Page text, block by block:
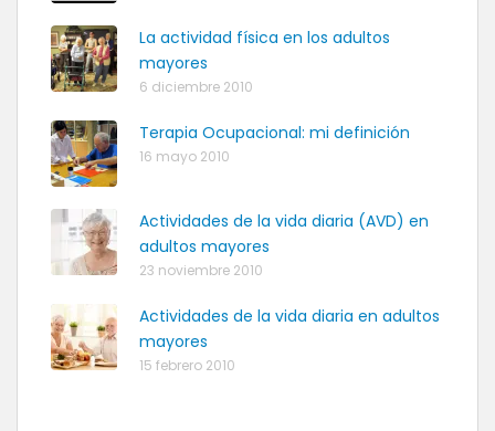
La actividad física en los adultos
mayores
6 diciembre 2010
Terapia Ocupacional: mi definición
16 mayo 2010
Actividades de la vida diaria (AVD) en
adultos mayores
23 noviembre 2010
Actividades de la vida diaria en adultos
mayores
15 febrero 2010